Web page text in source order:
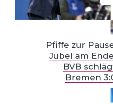
Pfiffe zur
Jubel am
BVB
Bremen